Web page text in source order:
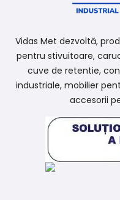
Vidas Met dezvoltă,
pentru stivuitoare,
cuve de retentie,
industriale, mobilier
accesorii